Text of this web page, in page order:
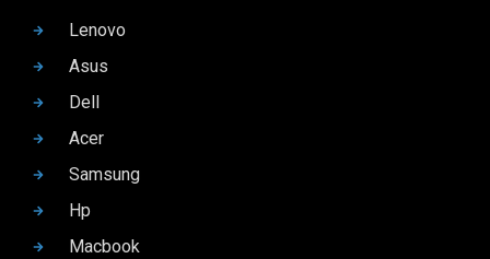
Lenovo
Asus
Dell
Acer
Samsung
Hp
Macbook